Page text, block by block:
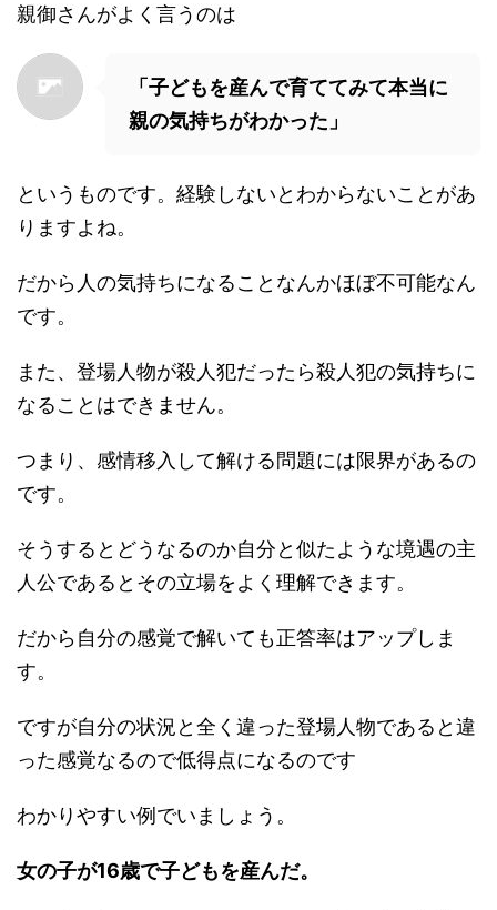
親御さんがよく言うのは
「子どもを産んで育ててみて本当に
親の気持ちがわかった」
というものです。経験しないとわからないことがあ
りますよね。
だから人の気持ちになることなんかほぼ不可能なん
です。
また、登場人物が殺人犯だったら殺人犯の気持ちに
なることはできません。
つまり、感情移入して解ける問題には限界があるの
です。
そうするとどうなるのか自分と似たような境遇の主
人公であるとその立場をよく理解できます。
だから自分の感覚で解いても正答率はアップしま
す。
ですが自分の状況と全く違った登場人物であると違
った感覚なるので低得点になるのです
わかりやすい例でいましょう。
女の子が16歳で子どもを産んだ。